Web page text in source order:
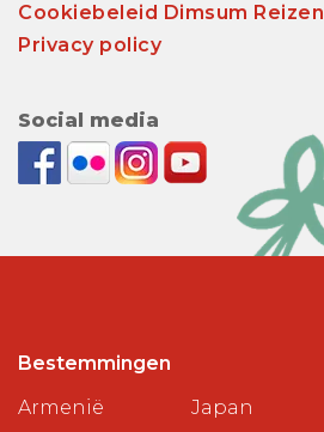
Cookiebeleid Dimsum Reizen
Privacy policy
Social media
Bestemmingen
Armenië
Japan